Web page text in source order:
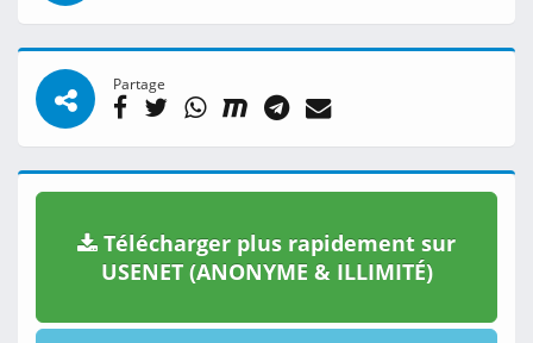
Partage
Télécharger plus rapidement sur
USENET (ANONYME & ILLIMITÉ)